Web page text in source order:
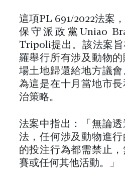
這項PL 691/2022法案
保守派政黨União
Tripoli提出。該法案
羅舉行所有涉及動物
場土地歸還給地方議
為這是在十月當地市
治策略。
法案中指出：「無論
法，任何涉及動物進
的投注行為都需禁止
賽或任何其他活動。」